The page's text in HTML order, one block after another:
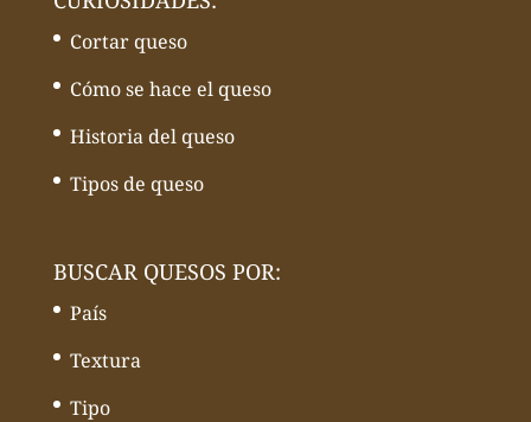
Cortar queso
Cómo se hace el queso
Historia del queso
Tipos de queso
BUSCAR QUESOS POR:
País
Textura
Tipo